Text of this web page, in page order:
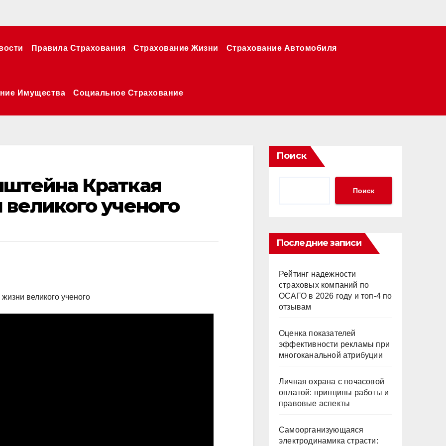
Правила Страхования Страхование Жизни Страхование Автомобиля
Имущества Социальное Страхование
Краткая
ученого
Поиск
Поиск
Последние записи
Рейтинг надежности
страховых компаний по
ОСАГО в 2026 году и топ-4 по
отзывам
Оценка показателей
эффективности рекламы при
многоканальной атрибуции
Личная охрана с почасовой
оплатой: принципы работы и
правовые аспекты
Самоорганизующаяся
электродинамика страсти: